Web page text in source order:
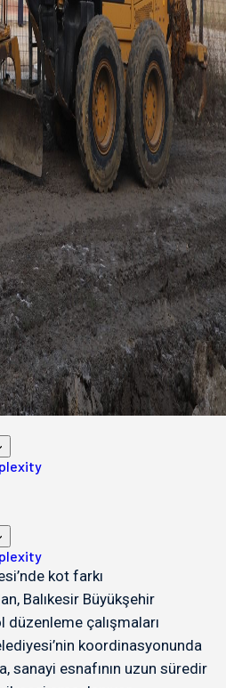
kot farkı
Balıkesir Büyükşehir
düzenleme çalışmaları
koordinasyonunda
sanayi esnafının uzun süredir